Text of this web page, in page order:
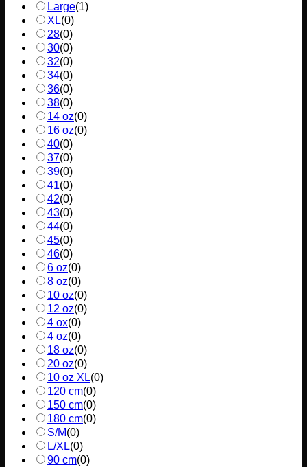
Large(1)
XL(0)
28(0)
30(0)
32(0)
34(0)
36(0)
38(0)
14 oz(0)
16 oz(0)
40(0)
37(0)
39(0)
41(0)
42(0)
43(0)
44(0)
45(0)
46(0)
6 oz(0)
8 oz(0)
10 oz(0)
12 oz(0)
4 ox(0)
4 oz(0)
18 oz(0)
20 oz(0)
10 oz XL(0)
120 cm(0)
150 cm(0)
180 cm(0)
S/M(0)
L/XL(0)
90 cm(0)